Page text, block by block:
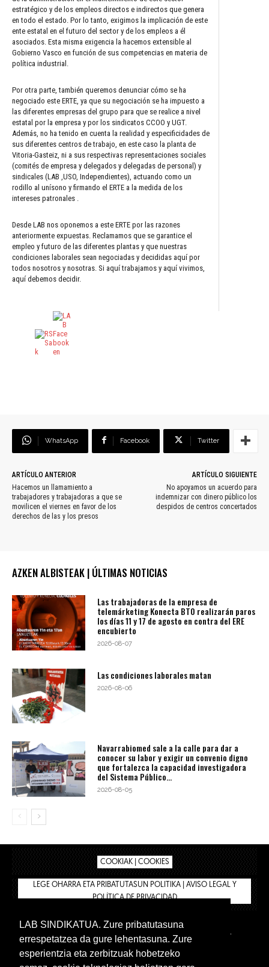
estratégico y de los empleos directos e indirectos que genera
en todo el estado. Por lo tanto, exigimos la implicación de este
ente estatal en el futuro del sector y de los empleos a él
asociados. Esta misma exigencia la hacemos extensible al
Gobierno Vasco en función de sus competencias en materia de
política industrial.
Por otra parte, también queremos denunciar cómo se ha
negociado este ERTE, ya que su negociación se ha impuesto a
las diferentes empresas del grupo para que se realice a nivel
estatal por la empresa y por los sindicatos CCOO y UGT.
Además, no ha tenido en cuenta la realidad y especificidades de
sus diferentes centros de trabajo, en este caso la planta de
Vitoria-Gasteiz, ni a sus respectivas representaciones sociales
(comités de empresa y delegados y delegadas de personal) y
sindicales (LAB ,USO, Independientes), actuando como un
rodillo al unísono y firmando el ERTE a la medida de los
intereses patronales .
Desde LAB nos oponemos a este ERTE por las razones
anteriormente expuestas. Reclamamos que se garantice el
empleo y futuro de las diferentes plantas y que nuestras
condiciones laborales sean negociadas y decididas aquí por
todos nosotros y nosotras. Si aquí trabajamos y aquí vivimos,
aquí debemos decidir.
WhatsApp Facebook Twitter
ARTÍCULO ANTERIOR
Hacemos un llamamiento a
trabajadores y trabajadoras a que se
movilicen el viernes en favor de los
derechos de las y los presos
ARTÍCULO SIGUIENTE
No apoyamos un acuerdo para
indemnizar con dinero público los
despidos de centros concertados
AZKEN ALBISTEAK | ÚLTIMAS NOTICIAS
Las trabajadoras de la empresa de
telemárketing Konecta BTO realizarán paros
los días 11 y 17 de agosto en contra del ERE
encubierto
2026-08-07
Las condiciones laborales matan
2026-08-06
Navarrabiomed sale a la calle para dar a
conocer su labor y exigir un convenio digno
que fortalezca la capacidad investigadora
del Sistema Público...
2026-08-05
COOKIAK | COOKIES
LEGE OHARRA ETA PRIBATUTASUN POLITIKA | AVISO LEGAL Y
POLÍTICA DE PRIVACIDAD
BIZILAN.EUS
TIENDA
INTRANET 🔑
Euskera Castellano
LAB SINDIKATUA. Zure pribatutasuna
errespetatzea da gure lehentasuna. Zure
esperientzia eta zerbitzuak hobetzeko